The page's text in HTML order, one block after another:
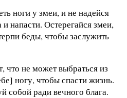
ноги у змеи, и не надейся
и напасти. Остерегайся змеи,
беды, чтобы заслужить
что не может выбраться из
ногу, чтобы спасти жизнь.
собой ради вечного блага.